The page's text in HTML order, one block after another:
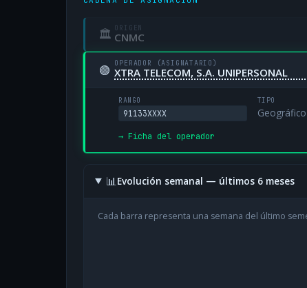
🏛 ORIGEN
CNMC
🟢 OPERADOR (ASIGNATARIO)
XTRA TELECOM, S.A. UNIPERSONAL
RANGO
91133XXXX
TIPO
Geográfico
→ Ficha del operador
📊Evolución semanal — últimos 6 meses
Cada barra representa una semana del último